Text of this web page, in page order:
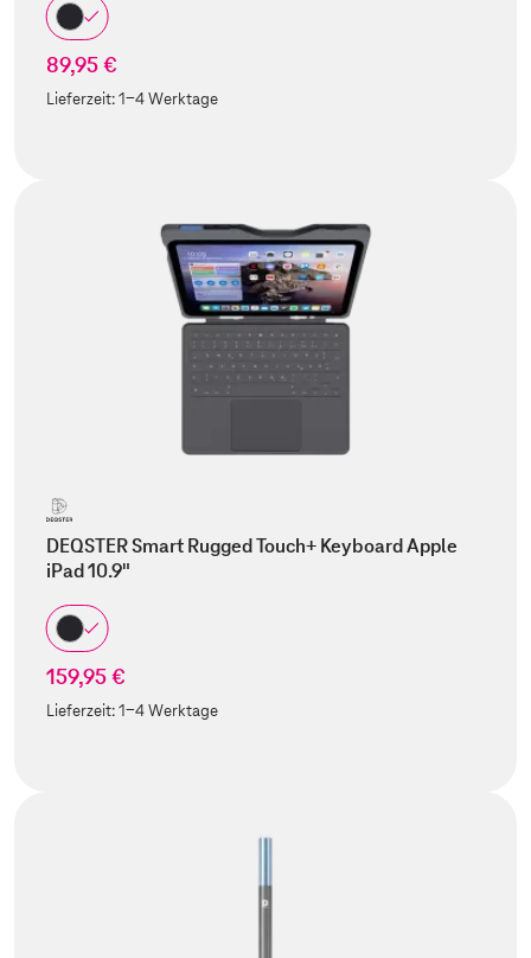
89,95 €
Lieferzeit:1-4 Werktage
DEQSTER Smart Rugged Touch+ Keyboard Apple
iPad 10.9"
159,95 €
Lieferzeit:1-4 Werktage